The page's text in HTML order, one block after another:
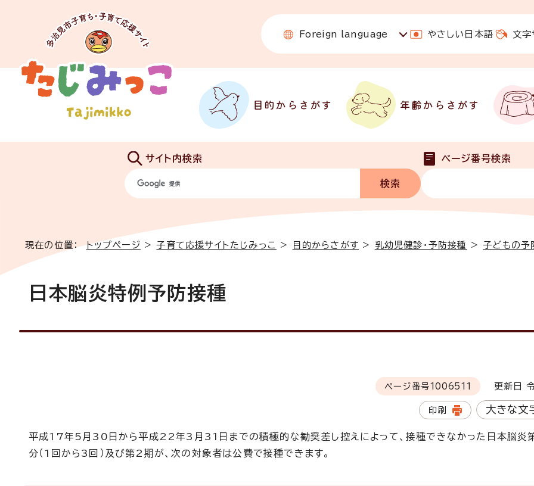
Foreign language やさしい日本語 文字
目的からさがす 年齢からさがす
サイト内検索 ページ番号検索
現在の位置：トップページ >子育て応援サイトたじみっこ > 目的からさがす > 乳幼児健診・予防接種 >子どもの予
日本脳炎特例予防接種
ページ番号1006511 更新日
印刷 大きな文
平成17年5月30日から平成22年3月31日までの積極的な勧奨差し控えによって、接種できなかった日本脳炎
分（1回から3回）及び第2期が、次の対象者は公費で接種できます。